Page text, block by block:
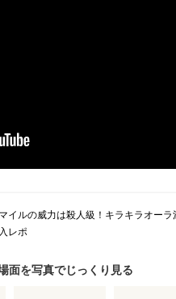
イルの威力は殺人級！キラキラオー
レポ
面を写真でじっくり見る